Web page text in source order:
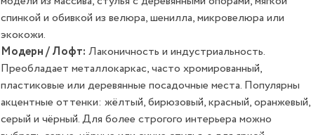
спинкой и обивкой из велюра, шенилла, микровелюра или
экокожи.
Модерн / Лофт: Лаконичность и индустриальность.
Преобладает металлокаркас, часто хромированный,
пластиковые или деревянные посадочные места. Популярны
акцентные оттенки: жёлтый, бирюзовый, красный, оранжевый,
серый и чёрный. Для более строгого интерьера можно